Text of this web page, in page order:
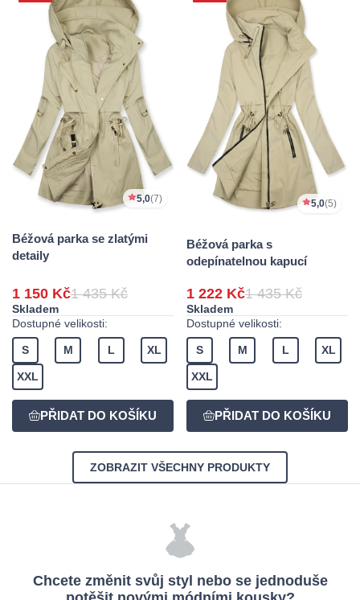
5,0(7)
Béžová parka se zlatými
detaily
1 150 Kč1 435 Kč
Skladem
Dostupné velikosti:
S M L XL
XXL
5,0(5)
Béžová parka s
odepínatelnou kapucí
1 222 Kč1 435 Kč
Skladem
Dostupné velikosti:
S M L XL
XXL
ZOBRAZIT VŠECHNY PRODUKTY
Chcete změnit svůj styl nebo se jednoduše